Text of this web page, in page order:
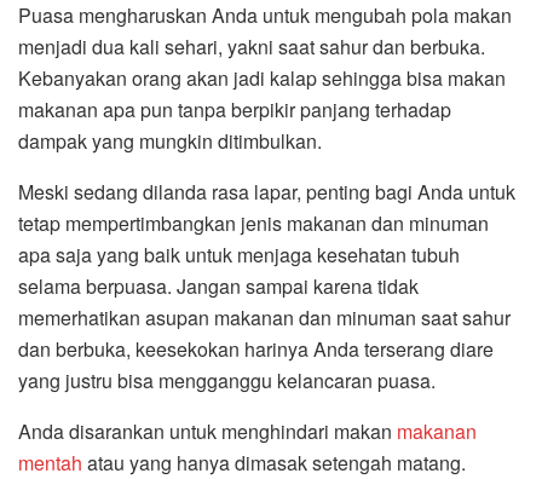
Puasa mengharuskan Anda untuk mengubah pola makan
menjadi dua kali sehari, yakni saat sahur dan berbuka.
Kebanyakan orang akan jadi kalap sehingga bisa makan
makanan apa pun tanpa berpikir panjang terhadap
dampak yang mungkin ditimbulkan.
Meski sedang dilanda rasa lapar, penting bagi Anda untuk
tetap mempertimbangkan jenis makanan dan minuman
apa saja yang baik untuk menjaga kesehatan tubuh
selama berpuasa. Jangan sampai karena tidak
memerhatikan asupan makanan dan minuman saat sahur
dan berbuka, keesekokan harinya Anda terserang diare
yang justru bisa mengganggu kelancaran puasa.
Anda disarankan untuk menghindari makan makanan
mentah atau yang hanya dimasak setengah matang.